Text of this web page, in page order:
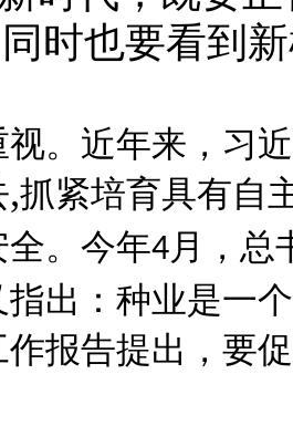
时也要看到
。近年来，习
,抓紧培育具有自
全。今年4月，总
出：种业是一
报告提出，要